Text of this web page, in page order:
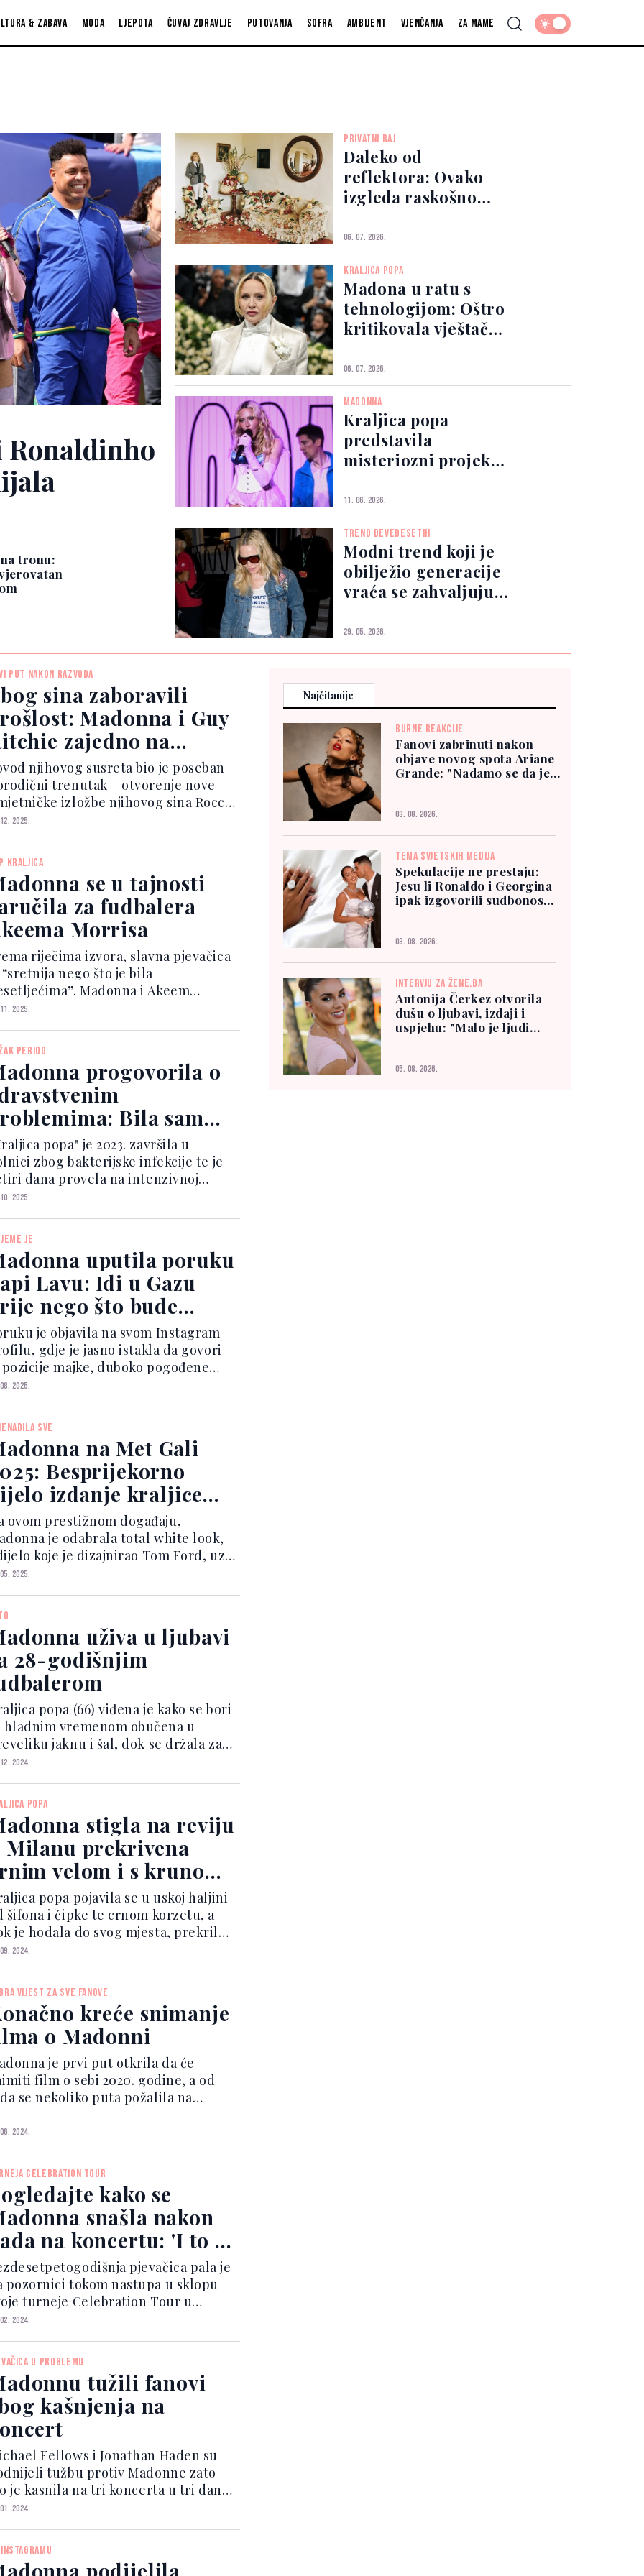
& zabava Moda Ljepota Čuvaj zdravlje Putovanja Sofra Ambijent Vjenčanja Za mame
Ronaldinho
tronu:
PRIVATNI RAJ
Daleko od
reflektora: Ovako
izgleda raskošno
kojem Madonna
pronalazi mir
06. 07. 2026.
KRALJICA POPA
Madona u ratu s
tehnologijom: Oštro
kritikovala vještačku
06. 07. 2026.
MADONNA
Kraljica popa
predstavila
misteriozni projekt
novi album
11. 06. 2026.
TREND DEVEDESETIH
Modni trend koji je
obilježio generacije
vraća se zahvaljujući
29. 05. 2026.
PUT NAKON RAZVODA
sina zaboravili
Madonna i Guy
zajedno na
događaju
njihovog susreta bio je poseban
trenutak – otvorenje nove
izložbe njihovog sina Rocca
Izložba pod nazivom Talk
u srcu Sohoa, a upravo je
bio u centru...
2025.
KRALJICA
se u tajnosti
za fudbalera
Morrisa
riječima izvora, slavna pjevačica
nego što je bila
Madonna i Akeem
su se 2022. godine tokom
nedugo nakon što je ona
s bivšim partnerom, boks...
2025.
PERIOD
progovorila o
Bila sam
dana bez svijesti
popa" je 2023. završila u
zbog bakterijske infekcije te je
dana provela na intenzivnoj
Sada je, u podcastu "On Purpose",
u sepsu. Zbog toga je bila na
2025.
JE
uputila poruku
Lavu: Idi u Gazu
nego što bude
je objavila na svom Instagram
gdje je jasno istakla da govori
majke, duboko pogođene
i pričama koje dolaze iz ratom
2025.
SVE
na Met Gali
Besprijekorno
izdanje kraljice
ovom prestižnom događaju,
je odabrala total white look,
koje je dizajnirao Tom Ford, uz
kreatora H.A. Ovaj sartorialni
nevjerovatnom
da bude ispred vrem...
2025.
uživa u ljubavi
28-godišnjim
popa (66) viđena je kako se bori
hladnim vremenom obučena u
jaknu i šal, dok se držala za
sa 28-godišnjim fudbalerom.
a hodali su zajedno, što je
dodatne speku...
2024.
POPA
stigla na reviju
Milanu prekrivena
velom i s krunom
glavi
popa pojavila se u uskoj haljini
šifona i čipke te crnom korzetu, a
je hodala do svog mjesta, prekrila
crnim velom. Na glavi je nosila
su prošetali modnom pistom
2024.
VIJEST ZA SVE FANOVE
kreće snimanje
o Madonni
je prvi put otkrila da će
film o sebi 2020. godine, a od
se nekoliko puta požalila na
tog sna. Film, s radnim
"Mali vrapčić", režira i
sama Madonna. P...
2024.
CELEBRATION TOUR
kako se
snašla nakon
na koncertu: 'I to je
kao kraljica'
pjevačica pala je
pozornici tokom nastupa u sklopu
turneje Celebration Tour u
Pledge Areni u Seattleu.
Madonna, Open Your Heart/Live
Tell/Take a Bow, The Celeb...
2024.
U PROBLEMU
tužili fanovi
kašnjenja na
Fellows i Jonathan Haden su
tužbu protiv Madonne zato
je kasnila na tri koncerta u tri dana
po dva sata. U sudskim
ulaznice da su znali da će
početi tako kasno",...
2024.
Najčitanije
BURNE REAKCIJE
Fanovi zabrinuti nakon
objave novog spota Ariane
Grande: "Nadamo se da je
03. 08. 2026.
TEMA SVJETSKIH MEDIJA
Spekulacije ne prestaju:
Jesu li Ronaldo i Georgina
ipak izgovorili sudbonosno
03. 08. 2026.
INTERVJU ZA ŽENE.BA
Antonija Čerkez otvorila
dušu o ljubavi, izdaji i
uspjehu: "Malo je ljudi
05. 08. 2026.